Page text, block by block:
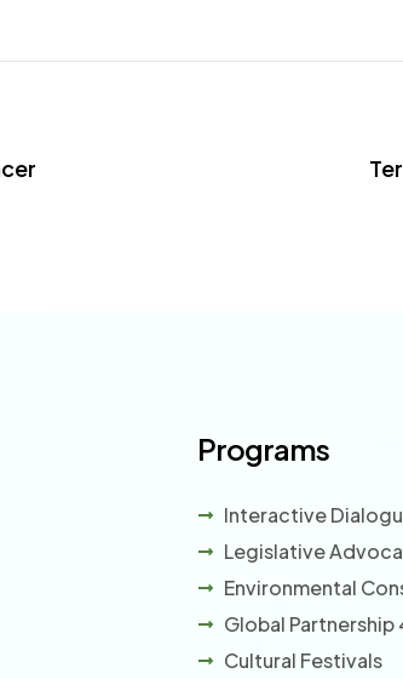
Programs
Interactive
Legislative
Environmental
Global Partnership
Cultural Festivals